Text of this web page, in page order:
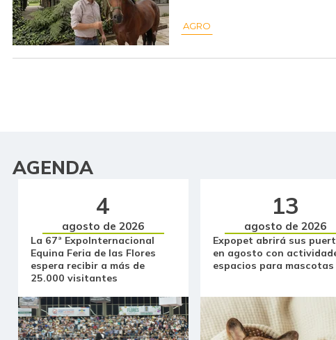
AGRO
AGENDA
4
agosto de 2026
La 67ª ExpoInternacional
Equina Feria de las Flores
espera recibir a más de
25.000 visitantes
13
agosto de 2026
Expopet abrirá sus
en agosto con
espacios para mascotas